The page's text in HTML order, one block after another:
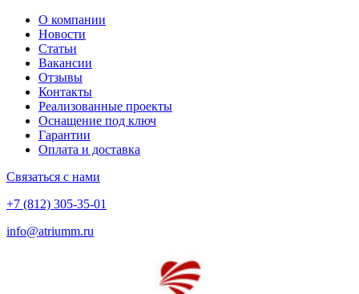
О компании
Новости
Статьи
Вакансии
Отзывы
Контакты
Реализованные проекты
Оснащение под ключ
Гарантии
Оплата и доставка
Связаться с нами
+7 (812) 305-35-01
info@atriumm.ru